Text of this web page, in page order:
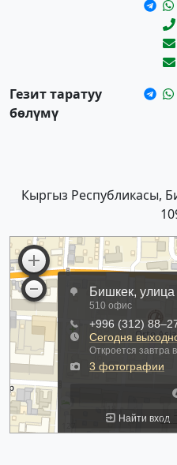
Гезит таратуу
бөлүмү
Кыргыз Республикасы,